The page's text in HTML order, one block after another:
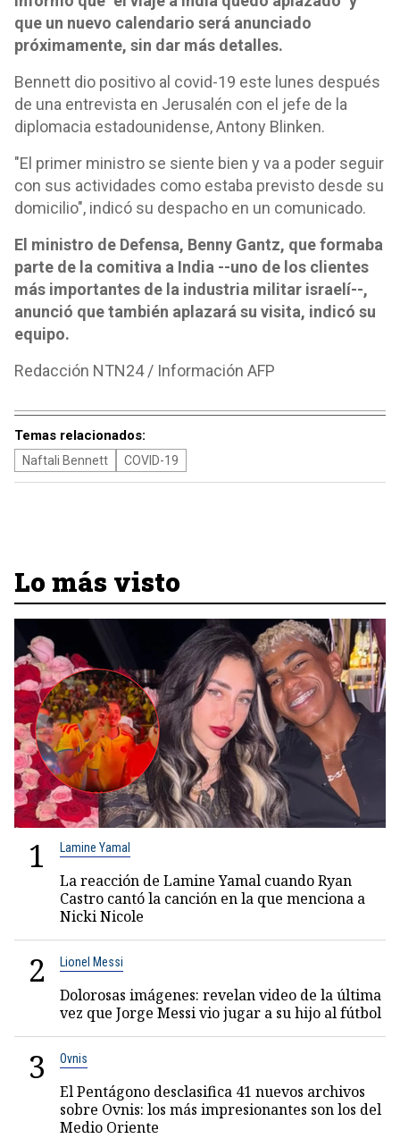
que un nuevo calendario será anunciado
próximamente, sin dar más detalles.
Bennett dio positivo al covid-19 este lunes después
de una entrevista en Jerusalén con el jefe de la
diplomacia estadounidense, Antony Blinken.
"El primer ministro se siente bien y va a poder seguir
con sus actividades como estaba previsto desde su
domicilio", indicó su despacho en un comunicado.
El ministro de Defensa, Benny Gantz, que formaba
parte de la comitiva a India --uno de los clientes
más importantes de la industria militar israelí--,
anunció que también aplazará su visita, indicó su
equipo.
Redacción NTN24 / Información AFP
Temas relacionados:
Naftali Bennett COVID-19
Lo más visto
1 Lamine Yamal
La reacción de Lamine Yamal cuando Ryan
Castro cantó la canción en la que menciona a
Nicki Nicole
2 Lionel Messi
Dolorosas imágenes: revelan video de la última
vez que Jorge Messi vio jugar a su hijo al fútbol
3 Ovnis
El Pentágono desclasifica 41 nuevos archivos
sobre Ovnis: los más impresionantes son los del
Medio Oriente